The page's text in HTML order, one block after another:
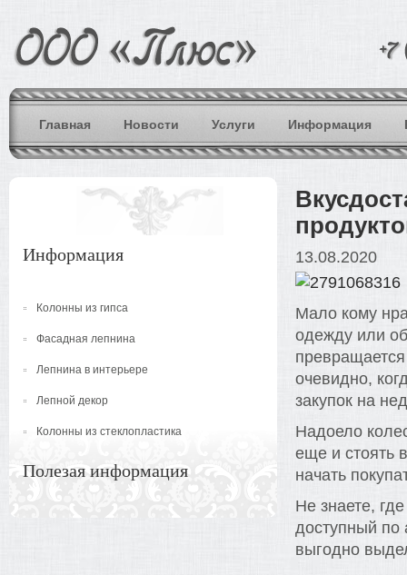
Главная Новости Услуги Информация
Информация
Колонны из гипса
Фасадная лепнина
Лепнина в интерьере
Лепной декор
Колонны из стеклопластика
Полезая информация
13.08.2020
Мало кому
одежду или
очевидно,
закупок на
Надоело
еще и стоять
начать
Не знаете,
доступный по
выгодно